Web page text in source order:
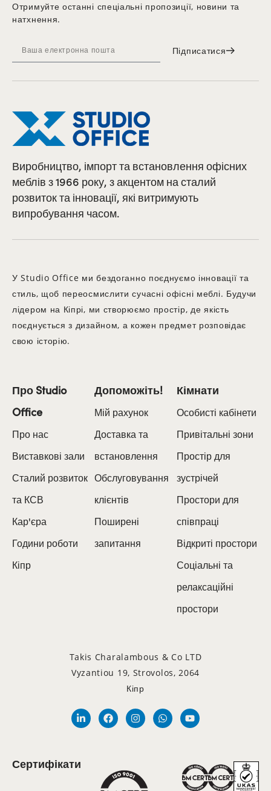
Отримуйте останні спеціальні пропозиції, новини та
натхнення.
Підписатися
Виробництво, імпорт та встановлення офісних
меблів з 1966 року, з акцентом на сталий
розвиток та інновації, які витримують
випробування часом.
У Studio Office ми бездоганно поєднуємо інновації та
стиль, щоб переосмислити сучасні офісні меблі. Будучи
лідером на Кіпрі, ми створюємо простір, де якість
поєднується з дизайном, а кожен предмет розповідає
свою історію.
Про Studio
Office
Про нас
Виставкові зали
Сталий розвиток
та КСВ
Кар'єра
Години роботи
Кіпр
Допоможіть!
Мій рахунок
Доставка та
встановлення
Обслуговування
клієнтів
Поширені
запитання
Кімнати
Особисті кабінети
Привітальні зони
Простір для
зустрічей
Простори для
співпраці
Відкриті простори
Соціальні та
релаксаційні
простори
Takis Charalambous & Co LTD
Vyzantiou 19, Strovolos, 2064
Кіпр
Сертифікати